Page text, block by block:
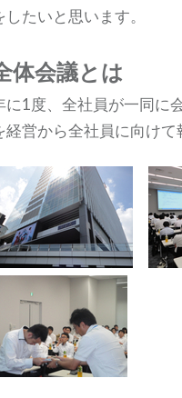
したいと思います。
体会議とは
に1度、全社員が一同に
経営から全社員に向けて